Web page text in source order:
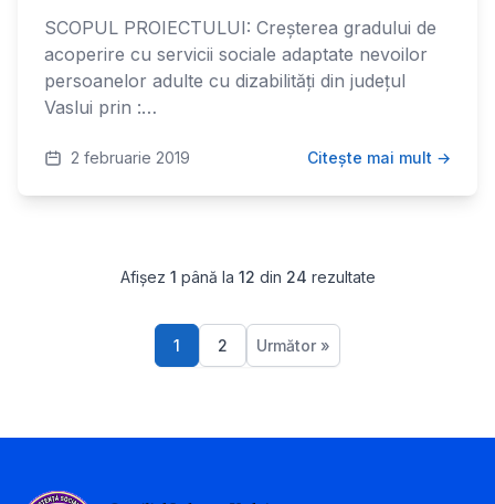
SCOPUL PROIECTULUI: Creșterea gradului de
acoperire cu servicii sociale adaptate nevoilor
persoanelor adulte cu dizabilități din județul
Vaslui prin :…
2 februarie 2019 Citește mai mult →
Afișez 1 până la 12 din 24 rezultate
Paginație articole
Pagina
1
Pagina
2 Următor »